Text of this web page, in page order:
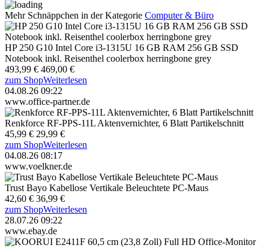
Mehr Schnäppchen in der Kategorie Computer & Büro
HP 250 G10 Intel Core i3-1315U 16 GB RAM 256 GB SSD
Notebook inkl. Reisenthel coolerbox herringbone grey
493,99 € 469,00 €
zum ShopWeiterlesen
04.08.26 09:22
www.office-partner.de
Renkforce RF-PPS-11L Aktenvernichter, 6 Blatt Partikelschnitt
45,99 € 29,99 €
zum ShopWeiterlesen
04.08.26 08:17
www.voelkner.de
Trust Bayo Kabellose Vertikale Beleuchtete PC-Maus
42,60 € 36,99 €
zum ShopWeiterlesen
28.07.26 09:22
www.ebay.de